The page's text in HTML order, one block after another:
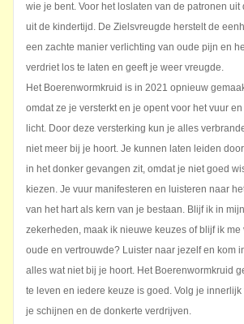
wie je bent. Voor het loslaten van de patronen
uit de kindertijd. De Zielsvreugde herstelt de
een zachte manier verlichting van oude pijn en
verdriet los te laten en geeft je weer vreugde.
Het Boerenwormkruid is in 2021 opnieuw
omdat ze je versterkt en je opent voor het vuur
licht. Door deze versterking kun je alles
niet meer bij je hoort. Je kunnen laten leiden
in het donker gevangen zit, omdat je niet goed
kiezen. Je vuur manifesteren en luisteren naar
van het hart als kern van je bestaan. Blijf ik in
zekerheden, maak ik nieuwe keuzes of blijf ik
oude en vertrouwde? Luister naar jezelf en kom
alles wat niet bij je hoort. Het Boerenwormkruid
te leven en iedere keuze is goed. Volg je innerlijk
je schijnen en de donkerte verdrijven.